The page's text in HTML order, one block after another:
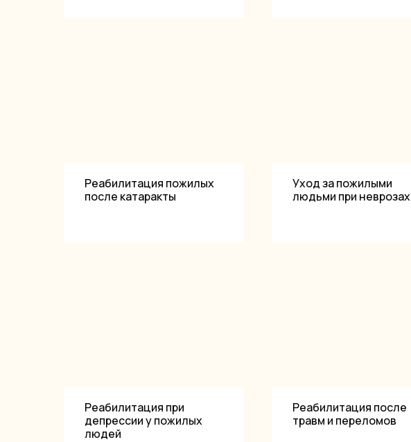
Реабилитация пожилых
после катаракты
Уход за пожилыми
людьми при неврозах
Реабилитация при
депрессии у пожилых
людей
Реабилитация после
травм и переломов